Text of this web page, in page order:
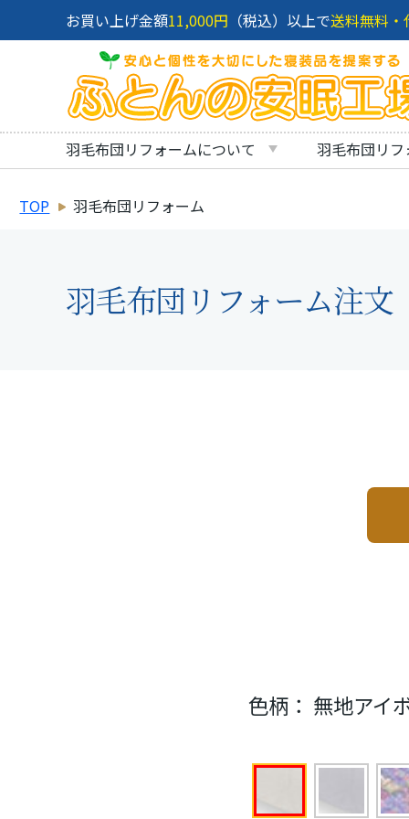
お買い上げ金額11,000円 （税込）以上で送料無料・
羽毛布団リフォームについて 羽毛布団リ
TOP 羽毛布団リフォーム
羽毛布団リフォーム注文
色柄： 無地アイ